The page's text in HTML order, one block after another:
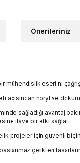
Önerileriniz
eseri ni
açısından noryl ve
sağladığı avantaj
ilave bir etki sağlar.
projeler için güvenli
çelikten